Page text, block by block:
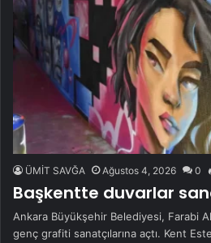
ÜMİT SAVĞA Ağustos 4, 2026 0
Başkentte duvarlar
Ankara Büyükşehir Belediyesi, Farabi
genç grafiti sanatçılarına açtı. Kent